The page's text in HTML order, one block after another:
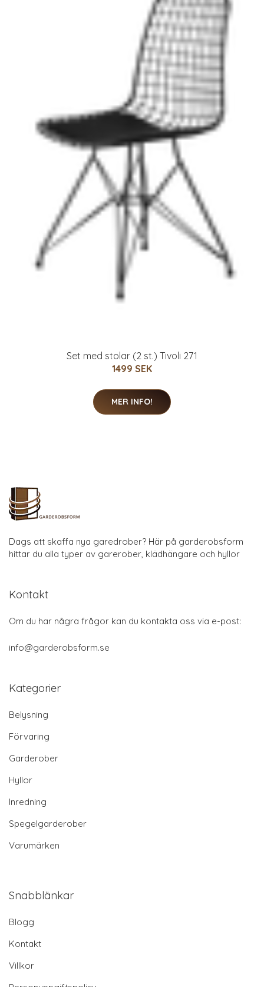
Set med stolar (2 st.) Tivoli 271
1499 SEK
MER INFO!
Dags att skaffa nya garedrober? Här på garderobsform
hittar du alla typer av garerober, klädhängare och hyllor
Kontakt
Om du har några frågor kan du kontakta oss via e-post:
info@garderobsform.se
Kategorier
Belysning
Förvaring
Garderober
Hyllor
Inredning
Spegelgarderober
Varumärken
Snabblänkar
Blogg
Kontakt
Villkor